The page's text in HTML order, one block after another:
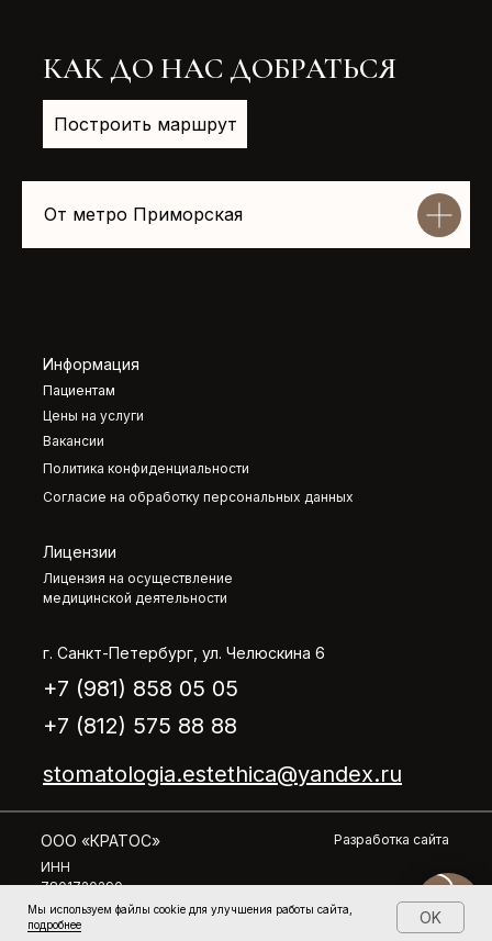
КАК ДО НАС ДОБРАТЬСЯ
Построить маршрут
От метро Приморская
Разработка сайта
Информация
Пациентам
Цены на услуги
Вакансии
Согласие на обработку персональных данных
Политика конфиденциальности
Лицензии
Лицензия на осуществление
медицинской деятельности
ООО «КРАТОС»
ИНН
7801720290
1237800005915
КПП
780101001
г. Санкт-Петербург, ул. Челюскина 6
+7 (981) 858 05 05
stomatologia.estethica@yandex.ru
+7 (812) 575 88 88
Мы используем файлы cookie для улучшения работы сайта,
подробнее
OK